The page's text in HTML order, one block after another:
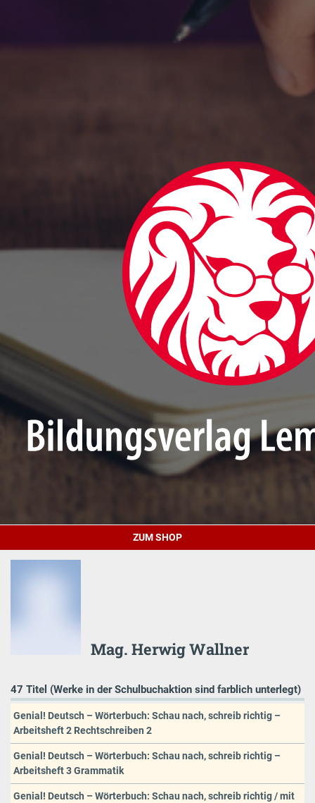
ZUM SHOP
Mag. Herwig Wallner
47 Titel (Werke in der Schulbuchaktion sind farblich unterlegt)
Genial! Deutsch – Wörterbuch: Schau nach, schreib richtig –
Arbeitsheft 2 Rechtschreiben 2
Genial! Deutsch – Wörterbuch: Schau nach, schreib richtig –
Arbeitsheft 3 Grammatik
Genial! Deutsch – Wörterbuch: Schau nach, schreib richtig / mit